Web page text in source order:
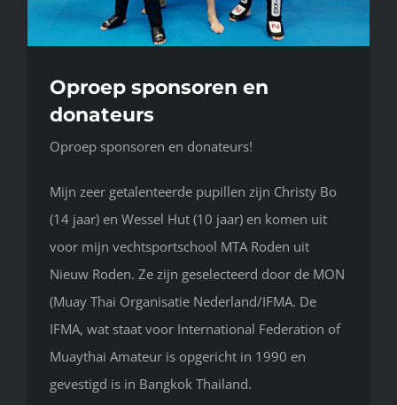
Oproep sponsoren en
donateurs
Oproep sponsoren en donateurs!
Mijn zeer getalenteerde pupillen zijn Christy Bo
(14 jaar) en Wessel Hut (10 jaar) en komen uit
voor mijn vechtsportschool MTA Roden uit
Nieuw Roden. Ze zijn geselecteerd door de MON
(Muay Thai Organisatie Nederland/IFMA. De
IFMA, wat staat voor International Federation of
Muaythai Amateur is opgericht in 1990 en
gevestigd is in Bangkok Thailand.